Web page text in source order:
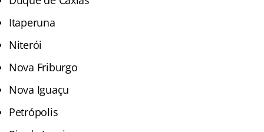
Itaperuna
Niterói
Nova Friburgo
Nova Iguaçu
Petrópolis